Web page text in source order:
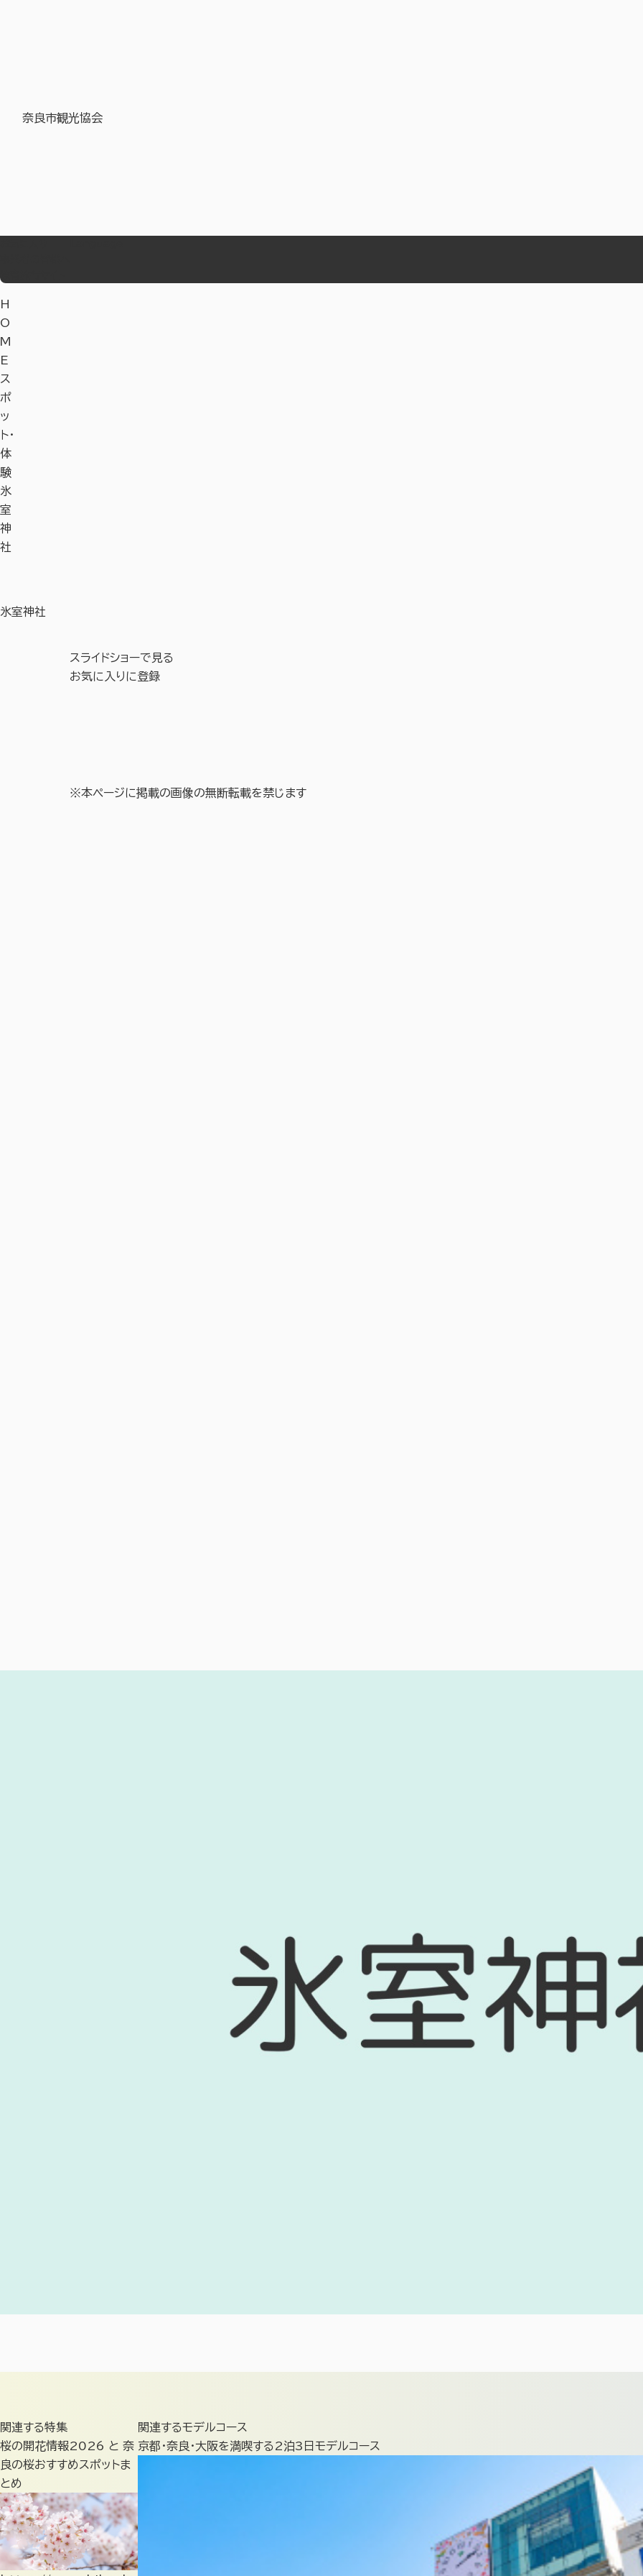
奈良市観光協会
H
O
M
E
ス
ポ
ッ
ト・
体
験
氷
室
神
社
氷室神社
スライドショーで見る
お気に入りに登録
※本ページに掲載の画像の無断転載を禁じます
関連する特集
桜の開花情報2026 と 奈
良の桜おすすめスポットま
とめ
関連するモデルコース
京都・奈良・大阪を満喫する2泊3日モデルコース